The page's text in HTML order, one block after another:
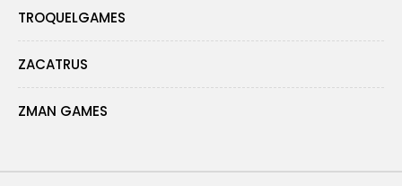
TROQUELGAMES
ZACATRUS
ZMAN GAMES